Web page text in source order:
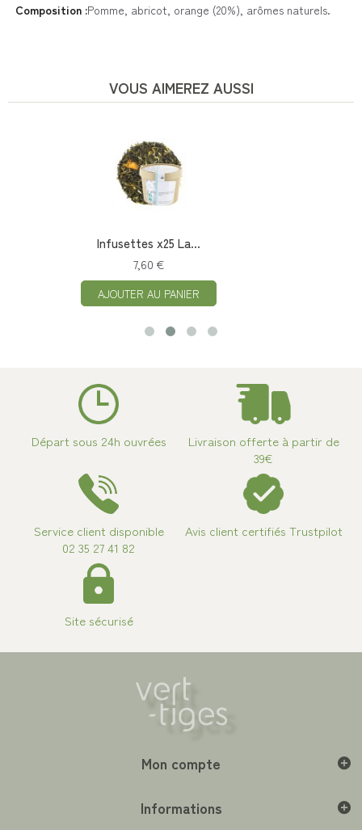
Composition :Pomme, abricot, orange (20%), arômes naturels.
VOUS AIMEREZ AUSSI
Infusettes x25 La...
AJOUTER AU PANIER
Départ sous 24h ouvrées
Livraison offerte à partir de
39€
Service client disponible
02 35 27 41 82
Avis client certifiés Trustpilot
Site sécurisé
Mon compte
Informations